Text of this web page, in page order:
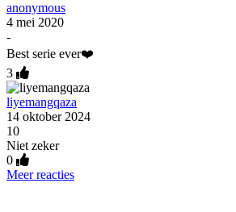
anonymous
4 mei 2020
-
Best serie ever❤️
3
liyemangqaza
14 oktober 2024
10
Niet zeker
0
Meer reacties